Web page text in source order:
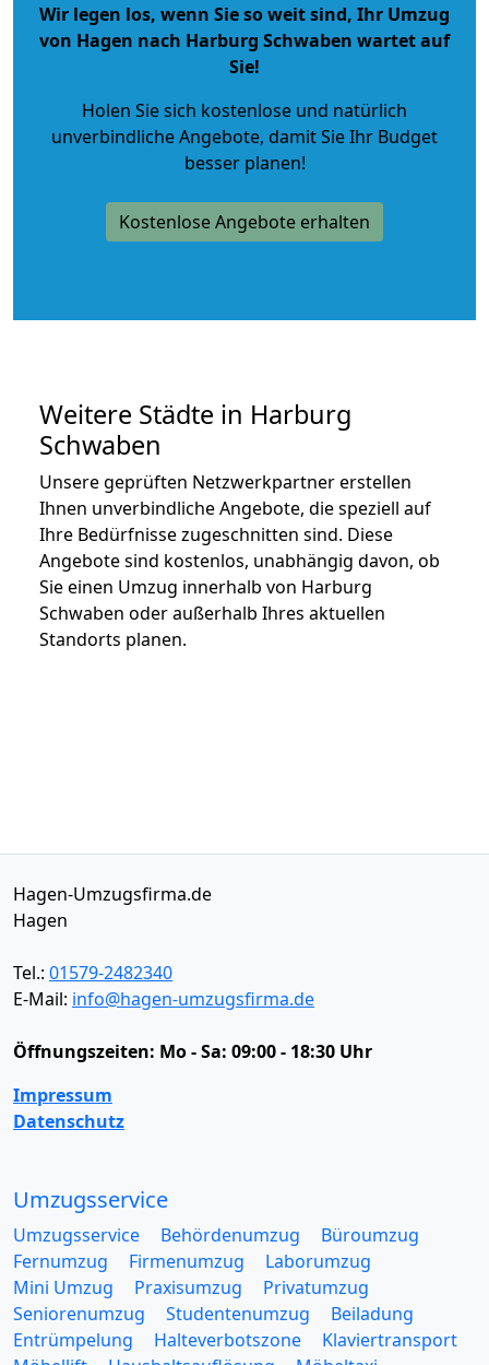
Wir legen los, wenn Sie so weit sind, Ihr Umzug
von Hagen nach Harburg Schwaben wartet auf
Sie!
Holen Sie sich kostenlose und natürlich
unverbindliche Angebote, damit Sie Ihr Budget
besser planen!
Kostenlose Angebote erhalten
Weitere Städte in Harburg
Schwaben
Unsere geprüften Netzwerkpartner erstellen
Ihnen unverbindliche Angebote, die speziell auf
Ihre Bedürfnisse zugeschnitten sind. Diese
Angebote sind kostenlos, unabhängig davon, ob
Sie einen Umzug innerhalb von Harburg
Schwaben oder außerhalb Ihres aktuellen
Standorts planen.
Hagen-Umzugsfirma.de
Hagen
Tel.: 01579-2482340
E-Mail: info@hagen-umzugsfirma.de
Öffnungszeiten: Mo - Sa: 09:00 - 18:30 Uhr
Impressum
Datenschutz
Umzugsservice
Umzugsservice Behördenumzug
Büroumzug
Fernumzug
Firmenumzug
Laborumzug
Mini Umzug
Praxisumzug
Privatumzug
Seniorenumzug
Studentenumzug
Beiladung
Entrümpelung
Halteverbotszone
Klaviertransport